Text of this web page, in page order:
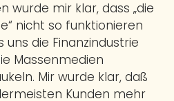
wurde mir klar, dass „die
nicht so funktionieren
uns die Finanzindustrie
Massenmedien
Mir wurde klar, daß
Kunden mehr